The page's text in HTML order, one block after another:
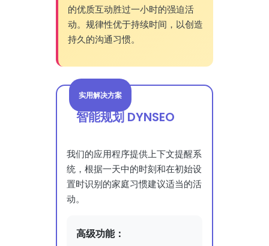
的优质互动胜过一小时的强迫活
动。规律性优于持续时间，以创造
持久的沟通习惯。
实用解决方案
智能规划 DYNSEO
我们的应用程序提供上下文提醒系
统，根据一天中的时刻和在初始设
置时识别的家庭习惯建议适当的活
动。
高级功能：